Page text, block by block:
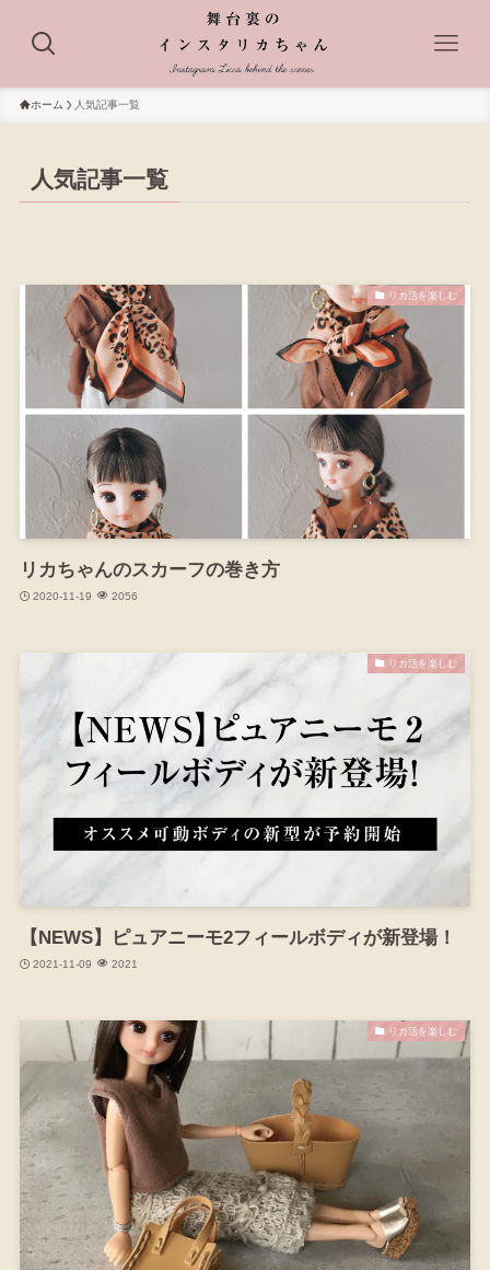
ホーム 人気記事一覧
人気記事一覧
リカ活を楽しむ
リカちゃんのスカーフの巻き方
2020-11-19 2056
リカ活を楽しむ
【NEWS】ピュアニーモ2フィールボディが新登場！
2021-11-09 2021
リカ活を楽しむ